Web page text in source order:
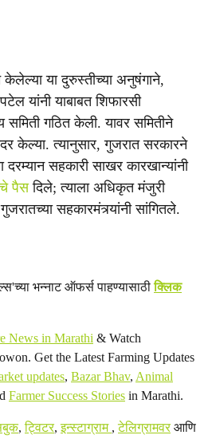
या दुरुस्तीच्या अनुषंगाने,
यांनी याबाबत शिफारसी
समिती गठित केली. यावर समितीने
केल्या. त्यानुसार, गुजरात सरकारने
सहकारी साखर कारखान्यांनी
पैसदिले; त्याला अधिकृत मंजुरी
सहकारमंत्र्यांनी सांगितले.
भन्नाट ऑफर्स पाहण्यासाठीक्लिक
News in Marathi & Watch
Get the Latest Farming Updates
updates, Bazar Bhav, Animal
Farmer Success Stories in Marathi.
,ट्विटर,इन्स्टाग्राम ,टेलिग्रामवरआणि